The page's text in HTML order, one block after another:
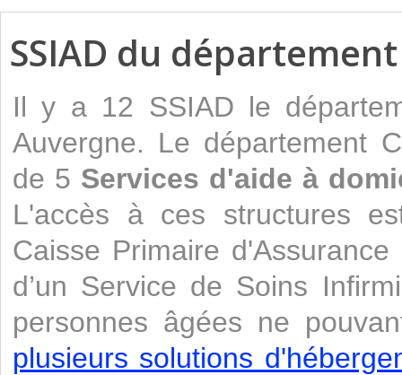
SSIAD du
Il y a 12 SSIAD le
Auvergne. Le département
de 5 Services d'aide à
L'accès à ces structures
Caisse Primaire d'Assurance
d’un Service de Soins
personnes âgées ne
plusieurs solutions